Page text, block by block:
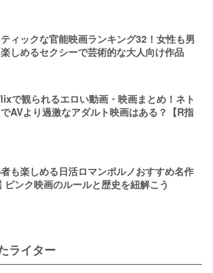
ィックな官能映画ランキング32！女性も男
しめるセクシーで芸術的な大人向け作品
で観られるエロい動画・映画まとめ！ネト
AVより過激なアダルト映画はある？【R指
も楽しめる日活ロマンポルノおすすめ名作
ピンク映画のルールと歴史を紐解こう
ライター